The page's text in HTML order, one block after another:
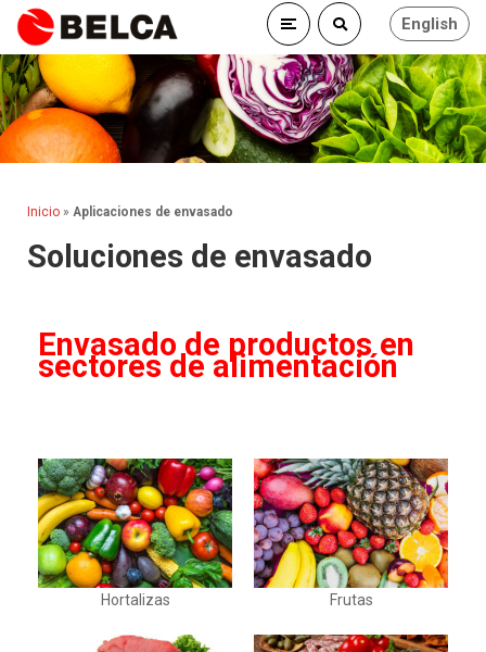
English
Inicio » Aplicaciones de envasado
Soluciones de envasado
Envasado de productos en
sectores de alimentación
Hortalizas Frutas